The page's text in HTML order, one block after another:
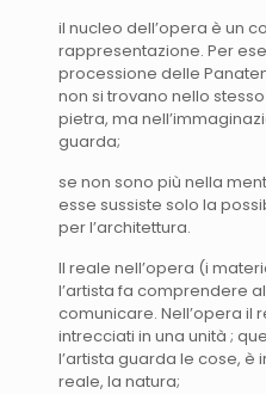
il nucleo dell’opera è un
rappresentazione. Per
processione delle
non si trovano nello
pietra, ma
guarda;
se non sono più nella
esse sussiste solo la
per l’architettura.
Il reale nell’opera (i
l’artista fa comprendere
comunicare. Nell’opera il
intrecciati in una unità ;
l’artista guarda le cose, è
reale, la natura;